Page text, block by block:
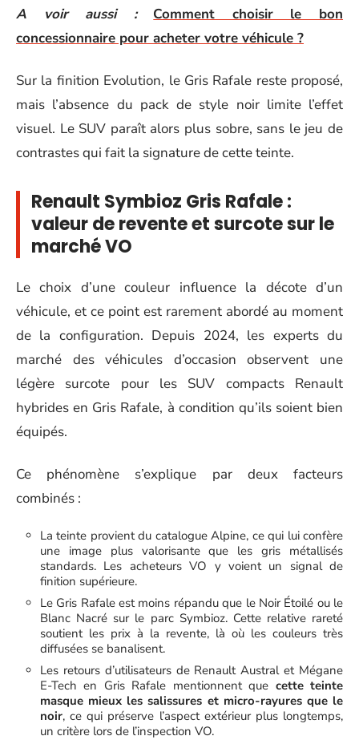
A voir aussi :
Comment choisir le bon
concessionnaire pour acheter votre véhicule ?
Sur la finition Evolution, le Gris Rafale reste proposé,
mais l’absence du pack de style noir limite l’effet
visuel. Le SUV paraît alors plus sobre, sans le jeu de
contrastes qui fait la signature de cette teinte.
Renault Symbioz Gris Rafale :
valeur de revente et surcote sur le
marché VO
Le choix d’une couleur influence la décote d’un
véhicule, et ce point est rarement abordé au moment
de la configuration. Depuis 2024, les experts du
marché des véhicules d’occasion observent une
légère surcote pour les SUV compacts Renault
hybrides en Gris Rafale, à condition qu’ils soient bien
équipés.
Ce phénomène s’explique par deux facteurs
combinés :
La teinte provient du catalogue Alpine, ce qui lui confère
une image plus valorisante que les gris métallisés
standards. Les acheteurs VO y voient un signal de
finition supérieure.
Le Gris Rafale est moins répandu que le Noir Étoilé ou le
Blanc Nacré sur le parc Symbioz. Cette relative rareté
soutient les prix à la revente, là où les couleurs très
diffusées se banalisent.
Les retours d’utilisateurs de Renault Austral et Mégane
E-Tech en Gris Rafale mentionnent que cette teinte
masque mieux les salissures et micro-rayures que le
noir, ce qui préserve l’aspect extérieur plus longtemps,
un critère lors de l’inspection VO.